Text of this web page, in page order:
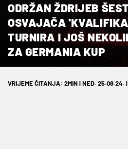
ODRŽAN ŽDRIJEB
OSVAJAČA
TURNIRA I JOŠ
ZA GERMANIA KUP
VRIJEME ČITANJA: 2MIN | NED. 25.08.24. |